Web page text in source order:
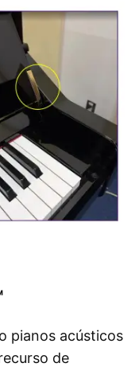
pianos acústicos
de